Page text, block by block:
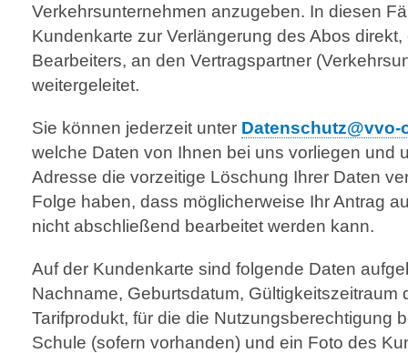
Verkehrsunternehmen anzugeben. In diesen
Kundenkarte zur Verlängerung des Abos
Bearbeiters, an den Vertragspartner
weitergeleitet.
Sie können jederzeit unter Datenschutz@vvo-
welche Daten von Ihnen bei uns vorliegen und
Adresse die vorzeitige Löschung Ihrer Daten
Folge haben, dass möglicherweise Ihr Antrag
nicht abschließend bearbeitet werden kann.
Auf der Kundenkarte sind folgende Daten
Nachname, Geburtsdatum, Gültigkeitszeitraum
Tarifprodukt, für die die Nutzungsberechtigung
Schule (sofern vorhanden) und ein Foto des